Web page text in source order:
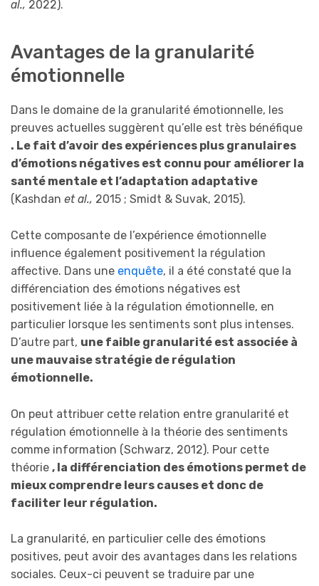
al., 2022).
Avantages de la granularité
émotionnelle
Dans le domaine de la granularité émotionnelle, les
preuves actuelles suggèrent qu’elle est très bénéfique
. Le fait d’avoir des expériences plus granulaires
d’émotions négatives est connu pour améliorer la
santé mentale et l’adaptation adaptative
(Kashdan et al., 2015 ; Smidt & Suvak, 2015).
Cette composante de l’expérience émotionnelle
influence également positivement la régulation
affective. Dans une enquête, il a été constaté que la
différenciation des émotions négatives est
positivement liée à la régulation émotionnelle, en
particulier lorsque les sentiments sont plus intenses.
D’autre part, une faible granularité est associée à
une mauvaise stratégie de régulation
émotionnelle.
On peut attribuer cette relation entre granularité et
régulation émotionnelle à la théorie des sentiments
comme information (Schwarz, 2012). Pour cette
théorie , la différenciation des émotions permet de
mieux comprendre leurs causes et donc de
faciliter leur régulation.
La granularité, en particulier celle des émotions
positives, peut avoir des avantages dans les relations
sociales. Ceux-ci peuvent se traduire par une